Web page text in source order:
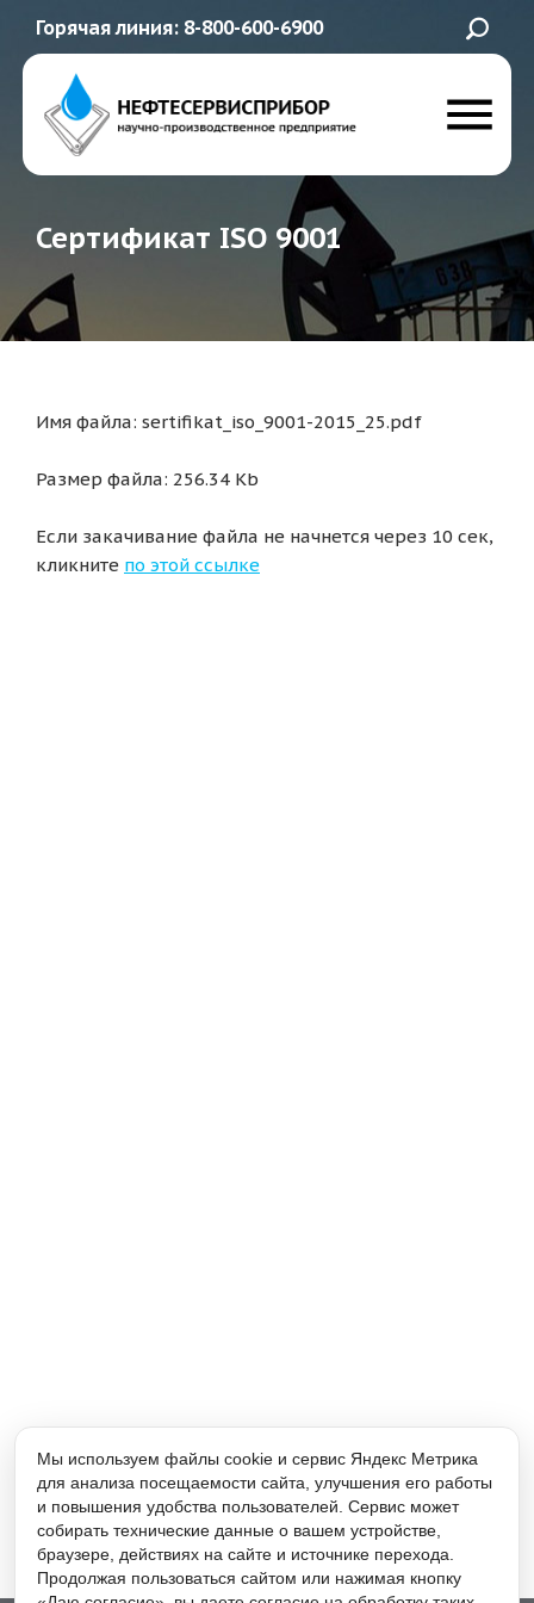
Горячая линия: 8-800-600-6900
Сертификат ISO 9001
Имя файла: sertifikat_iso_9001-2015_25.pdf
Размер файла: 256.34 Kb
Если закачивание файла не начнется через 10 сек,
кликните по этой ссылке
Мы используем файлы cookie и сервис Яндекс Метрика
для анализа посещаемости сайта, улучшения его работы
и повышения удобства пользователей. Сервис может
собирать технические данные о вашем устройстве,
браузере, действиях на сайте и источнике перехода.
Продолжая пользоваться сайтом или нажимая кнопку